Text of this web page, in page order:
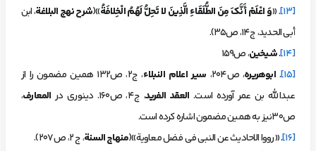
[13]
. «وَ اعْلَمْ أَنَّكَ مِنَ الطُّلَقَاءِ الَّذِينَ لا تَحِلُّ لَهُمُ الْخِلافَةُ»(شرح نهج البلاغة، ابن
أبي الحديد، ج‏14، ص35).
[14]
.شیخین، ص159
[15]
.ابوهریره، ص204، سیر اعلام النبلاء
، ج2، ص132 همین مضمون را از
عبدالله بن عمر آورده است. العقد الفرید، ج4، ص160. دینوری در المعارف،
ص30نیز به همین مضمون اشاره کرده است.
[16]
. «رووا الاحادیث عن النبی فی فضل معاویة»(منهاج السنة، ج 2، ص 207).